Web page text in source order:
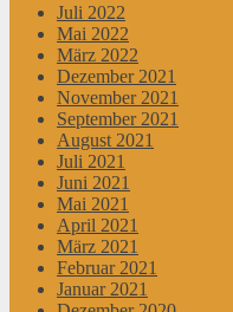
Juli 2022
Mai 2022
März 2022
Dezember 2021
November 2021
September 2021
August 2021
Juli 2021
Juni 2021
Mai 2021
April 2021
März 2021
Februar 2021
Januar 2021